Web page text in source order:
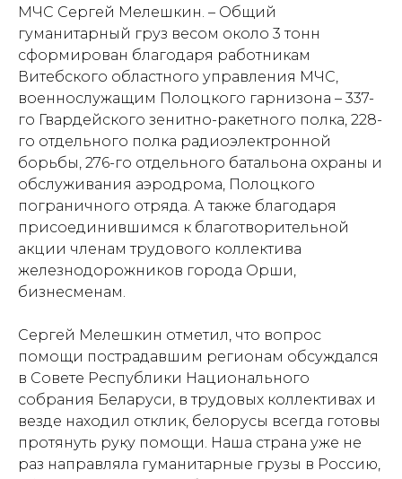
МЧС Сергей Мелешкин. – Общий
гуманитарный груз весом около 3 тонн
сформирован благодаря работникам
Витебского областного управления МЧС,
военнослужащим Полоцкого гарнизона – 337-
го Гвардейского зенитно-ракетного полка, 228-
го отдельного полка радиоэлектронной
борьбы, 276-го отдельного батальона охраны и
обслуживания аэродрома, Полоцкого
пограничного отряда. А также благодаря
присоединившимся к благотворительной
акции членам трудового коллектива
железнодорожников города Орши,
бизнесменам.
Сергей Мелешкин отметил, что вопрос
помощи пострадавшим регионам обсуждался
в Совете Республики Национального
собрания Беларуси, в трудовых коллективах и
везде находил отклик, белорусы всегда готовы
протянуть руку помощи. Наша страна уже не
раз направляла гуманитарные грузы в Россию,